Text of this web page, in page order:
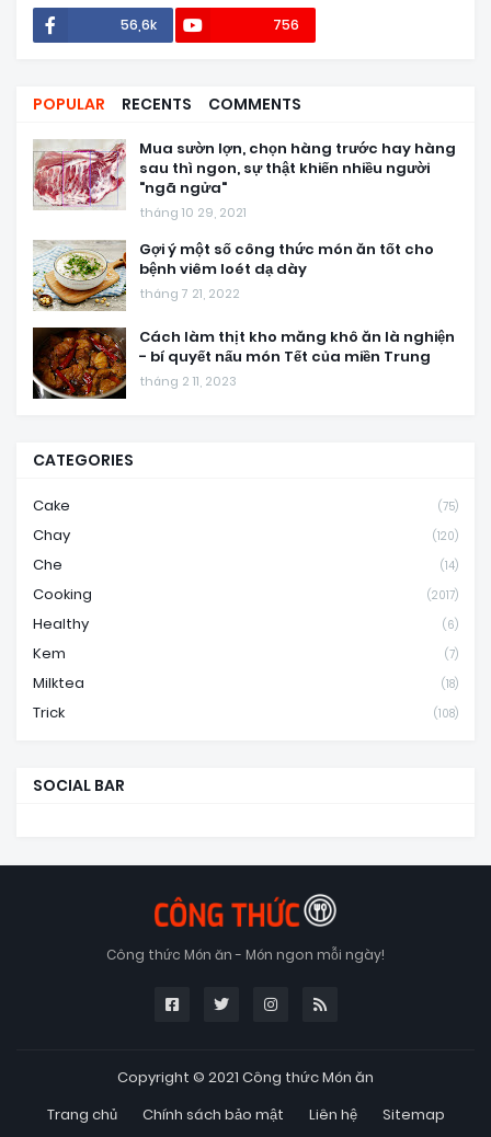
56,6k 756
POPULAR RECENTS COMMENTS
Mua sườn lợn, chọn hàng trước hay hàng
sau thì ngon, sự thật khiến nhiều người
"ngã ngửa"
tháng 10 29, 2021
Gợi ý một số công thức món ăn tốt cho
bệnh viêm loét dạ dày
tháng 7 21, 2022
Cách làm thịt kho măng khô ăn là nghiện
- bí quyết nấu món Tết của miền Trung
tháng 2 11, 2023
CATEGORIES
Cake (75)
Chay (120)
Che (14)
Cooking (2017)
Healthy (6)
Kem (7)
Milktea (18)
Trick (108)
SOCIAL BAR
Công thức Món ăn - Món ngon mỗi ngày!
Copyright © 2021 Công thức Món ăn
Trang chủ
Chính sách bảo mật Liên hệ Sitemap